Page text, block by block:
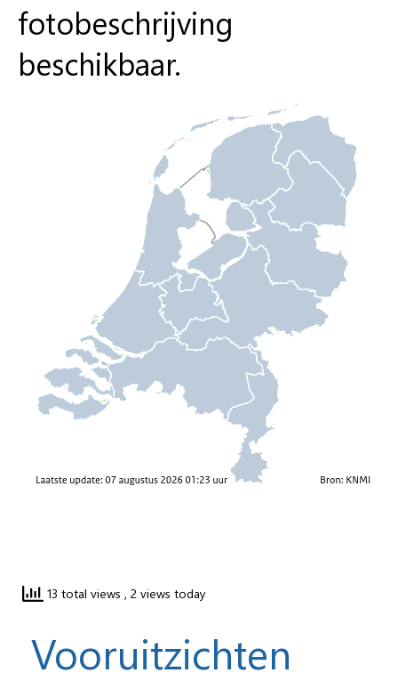
13 total views , 2 views today
Vooruitzichten